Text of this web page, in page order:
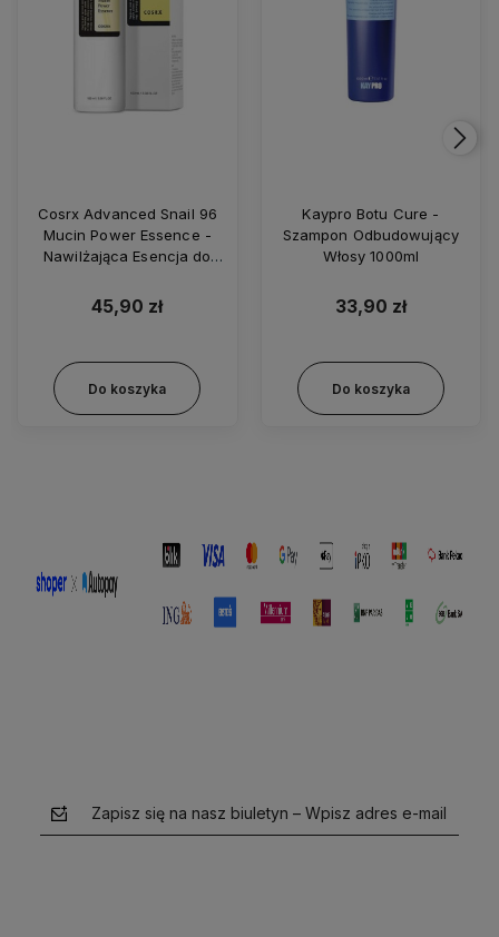
Cosrx Advanced Snail 96
Mucin Power Essence -
Nawilżająca Esencja do
Śluzu Ślimaka 100ml
45,90 zł
Do koszyka
Kaypro Botu Cure -
Szampon Odbudowujący
Włosy 1000ml
33,90 zł
Do koszyka
Zapisz się na nasz biuletyn – Wpisz adres e-mail